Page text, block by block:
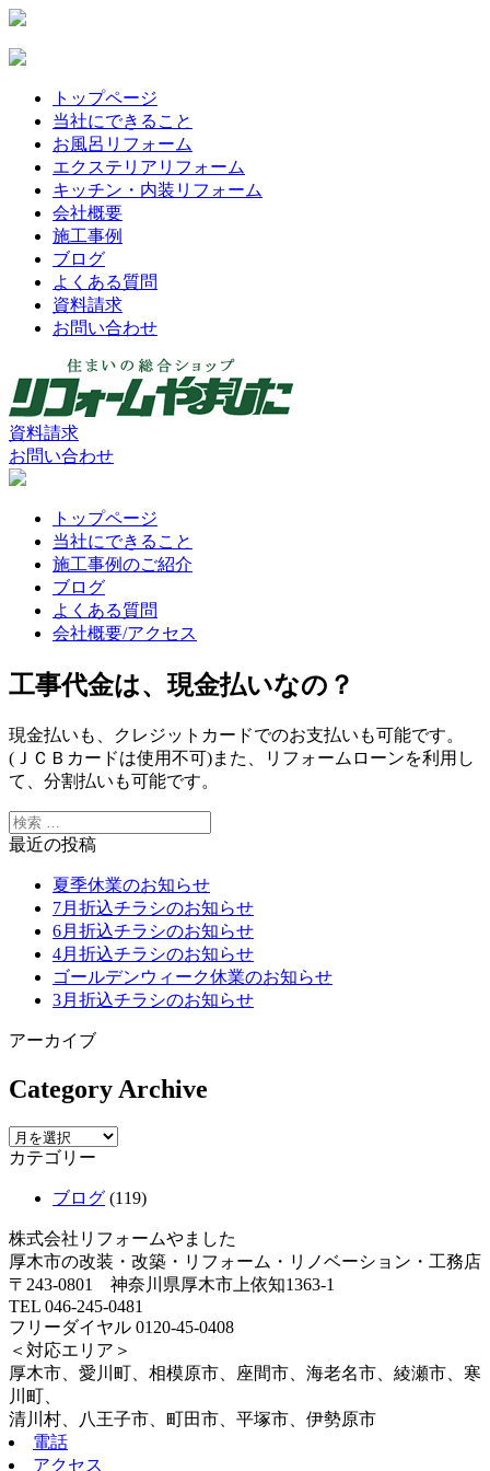
トップページ
当社にできること
お風呂リフォーム
エクステリアリフォーム
キッチン・内装リフォーム
会社概要
施工事例
ブログ
よくある質問
資料請求
お問い合わせ
資料請求
お問い合わせ
トップページ
当社にできること
施工事例のご紹介
ブログ
よくある質問
会社概要/アクセス
工事代金は、現金払いなの？
現金払いも、クレジットカードでのお支払いも可能です。
(ＪＣＢカードは使用不可)また、リフォームローンを利用し
て、分割払いも可能です。
最近の投稿
夏季休業のお知らせ
7月折込チラシのお知らせ
6月折込チラシのお知らせ
4月折込チラシのお知らせ
ゴールデンウィーク休業のお知らせ
3月折込チラシのお知らせ
アーカイブ
Category Archive
カテゴリー
ブログ (119)
株式会社リフォームやました
厚木市の改装・改築・リフォーム・リノベーション・工務店
〒243-0801 神奈川県厚木市上依知1363-1
TEL 046-245-0481
フリーダイヤル 0120-45-0408
＜対応エリア＞
厚木市、愛川町、相模原市、座間市、海老名市、綾瀬市、寒
川町、
清川村、八王子市、町田市、平塚市、伊勢原市
電話
アクセス